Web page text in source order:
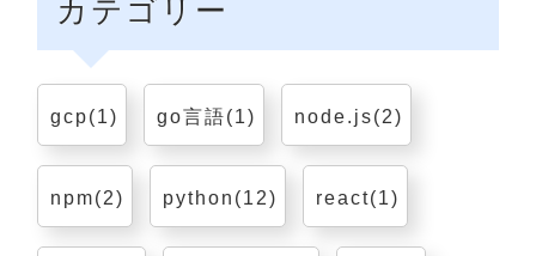
カテゴリー
gcp(1) go言語(1) node.js(2)
npm(2) python(12) react(1)